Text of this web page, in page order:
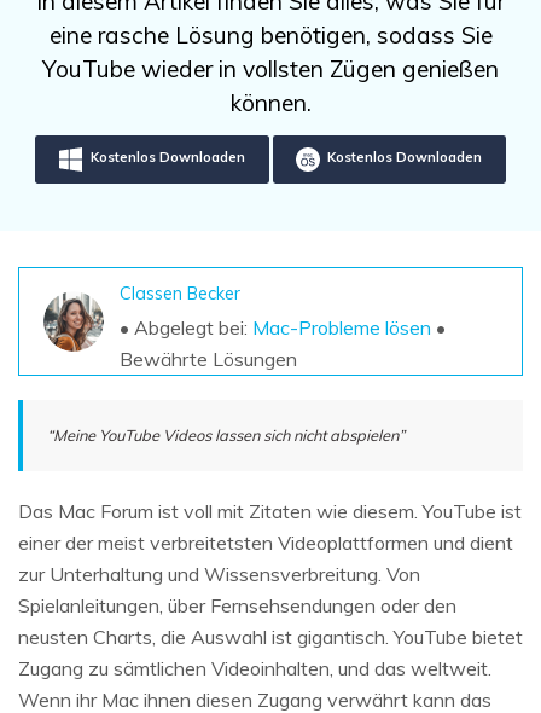
Unbegrenzte Daten vom Mac-System
wiederherstellen
Kostenlos Testen
Weitere Produkte
Datenverlust-Szenarien
ALLE FUNKTIONEN ENTDECKEN
Sign In
eine rasche Lösung benötigen, sodass Sie
YouTube wieder in vollsten Zügen genießen
können.
Kostenlos Downloaden Kostenlos Downloaden
Classen Becker
• Abgelegt bei: Mac-Probleme lösen •
Bewährte Lösungen
“Meine YouTube Videos lassen sich nicht abspielen”
Das Mac Forum ist voll mit Zitaten wie diesem. YouTube ist
einer der meist verbreitetsten Videoplattformen und dient
zur Unterhaltung und Wissensverbreitung. Von
Spielanleitungen, über Fernsehsendungen oder den
neusten Charts, die Auswahl ist gigantisch. YouTube bietet
Zugang zu sämtlichen Videoinhalten, und das weltweit.
Wenn ihr Mac ihnen diesen Zugang verwährt kann das